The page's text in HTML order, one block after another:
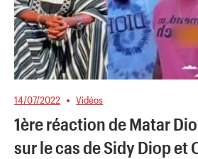
14/07/2022 Vidéos
1ère réaction de Matar
sur le cas de Sidy Diop et